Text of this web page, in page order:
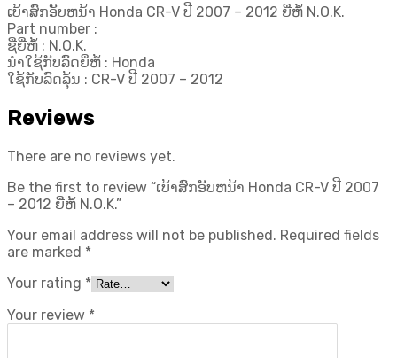
-
2012
ຍີ່ຫໍ້
N.O.K.
quantity
ເບ້າສົກອັບຫນ້າ Honda CR-V ປີ 2007 – 2012 ຍີ່ຫໍ້ N.O.K.
Part number :
ຊື່ຍີ່ຫໍ້ : N.O.K.
ນຳໃຊ້ກັບລົດຍີ່ຫໍ້ : Honda
ໃຊ້ກັບລົດລຸ້ນ : CR-V ປີ 2007 – 2012
Reviews
There are no reviews yet.
Be the first to review “ເບ້າສົກອັບຫນ້າ Honda CR-V ປີ 2007
– 2012 ຍີ່ຫໍ້ N.O.K.”
Your email address will not be published. Required fields
are marked *
Your rating *
Your review *